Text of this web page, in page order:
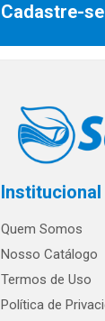
Cadastre-
Institucional
Quem Somos
Nosso Catálogo
Termos de Uso
Política de